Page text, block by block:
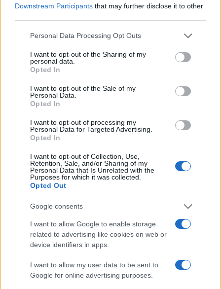
Downstream Participants that may further disclose it to other
Please note that this website/app uses one or more Google
not limited to your visit or usage behaviour. You may click to
grant or deny consent to Google and its third-party tags to
use your data for below specified purposes in below Google
consent section.
Personal Data Processing Opt Outs
I want to opt-out of the Sharing of my
personal data.
Opted In
I want to opt-out of the Sale of my
Personal Data.
Opted In
I want to opt-out of processing my
Personal Data for Targeted Advertising.
Opted In
I want to opt-out of Collection, Use,
Retention, Sale, and/or Sharing of my
Personal Data that Is Unrelated with the
Purposes for which it was collected.
Opted Out
Google consents
I want to allow Google to enable storage
related to advertising like cookies on web or
device identifiers in apps.
I want to allow my user data to be sent to
Google for online advertising purposes.
Πιο δημοφιλή
Κωνσταντίνος Αργυρός και Αλεξάνδρα
Νίκα κάνουν διακοπές με πολυτελές γιοτ
με τα δύο παιδιά τους
Η Άννα Βίσση ξετρελάθηκε με μπάντα που
έπαιζε Τσιτσάνη στο Φισκάρδο και τους
πρότεινε συνεργασία
Θρήνος για τον Λιονέλ Μέσι – Πέθανε ο
πατέρας του, Χόρχε
Ελίζαμπεθ Ελέτσι και Νεκτάριος Λεμονίδης
πήγαν στον Άγιο Νεκτάριο Βούλας για να
πάρουν την ευχή για τον γιο τους
είναι πολύ επώδυνο», λέει ο γιος του
Πιο σχολιασμένα
Βγήκαν ξανά τα μαχαίρια στην Ελπίδα
για τη Δημοκρατία: «Καρυστιανού,
Γρατσία και Γαλανός μετέτρεψαν το